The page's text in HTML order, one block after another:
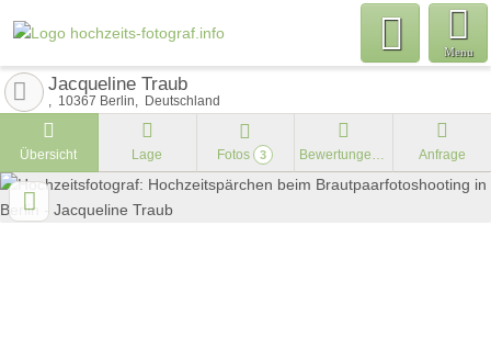
Menu
Jacqueline Traub
10367 Berlin Deutschland
Übersicht Lage Fotos 3 Bewertungen Anfrage